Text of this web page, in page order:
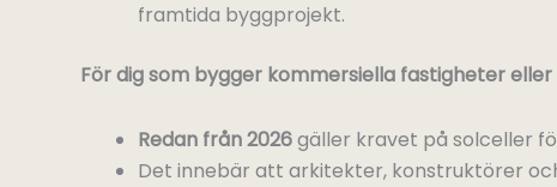
framtida byggprojekt.
För dig som bygger kommersiella fastigheter
Redan från 2026gäller kravet på solceller
Det innebär att arkitekter, konstruktörer